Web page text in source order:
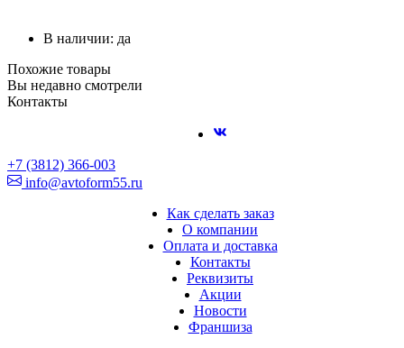
В наличии: да
Похожие товары
Вы недавно смотрели
Контакты
+7 (3812) 366-003
info@avtoform55.ru
Как сделать заказ
О компании
Оплата и доставка
Контакты
Реквизиты
Акции
Новости
Франшиза